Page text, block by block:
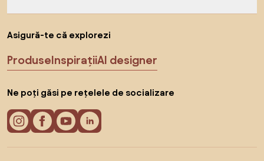
Asigură-te că explorezi
ProduseInspirațiiAI designer
Ne poți găsi pe rețelele de socializare